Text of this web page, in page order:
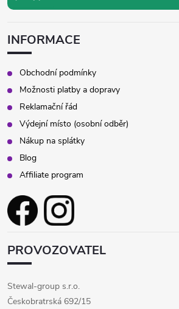
INFORMACE
Obchodní podmínky
Možnosti platby a dopravy
Reklamační řád
Výdejní místo (osobní odběr)
Nákup na splátky
Blog
Affiliate program
PROVOZOVATEL
Stewal-group s.r.o.
Českobratrská 692/15